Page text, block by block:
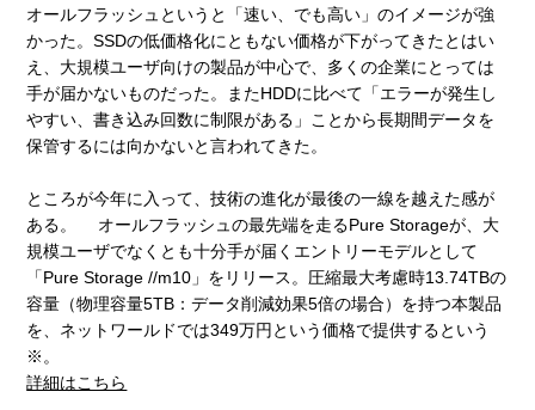
オールフラッシュというと「速い、でも高い」のイメージが強
かった。SSDの低価格化にともない価格が下がってきたとはい
え、大規模ユーザ向けの製品が中心で、多くの企業にとっては
手が届かないものだった。またHDDに比べて「エラーが発生し
やすい、書き込み回数に制限がある」ことから長期間データを
保管するには向かないと言われてきた。
ところが今年に入って、技術の進化が最後の一線を越えた感が
ある。 オールフラッシュの最先端を走るPure Storageが、大
規模ユーザでなくとも十分手が届くエントリーモデルとして
「Pure Storage //m10」をリリース。圧縮最大考慮時13.74TBの
容量（物理容量5TB：データ削減効果5倍の場合）を持つ本製品
を、ネットワールドでは349万円という価格で提供するという
※。
詳細はこちら